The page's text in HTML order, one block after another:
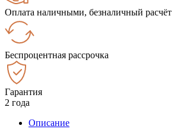
Оплата наличными, безналичный расчёт
Беспроцентная рассрочка
Гарантия
2 года
Описание